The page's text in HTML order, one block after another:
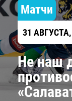
Матчи
31
Не наш